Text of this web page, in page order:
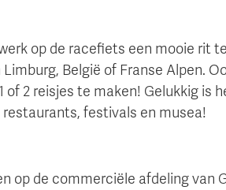
op de racefiets een mooie rit
België of Franse Alpen.
of 2 reisjes te maken! Gelukkig is
festivals en musea!
op de commerciële afdeling van